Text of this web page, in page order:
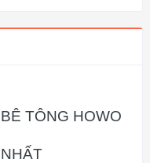
TÔNG HOWO